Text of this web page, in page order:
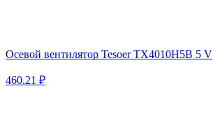
Осевой вентилятор Tesoer TX4010H5B 5 V
460.21 ₽